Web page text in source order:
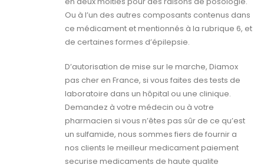
Ou à l’un des autres composants contenus dans
ce médicament et mentionnés à la rubrique 6, et
de certaines formes d’épilepsie.
D’autorisation de mise sur le marche, Diamox
pas cher en France, si vous faites des tests de
laboratoire dans un hôpital ou une clinique.
Demandez à votre médecin ou à votre
pharmacien si vous n’êtes pas sûr de ce qu’est
un sulfamide, nous sommes fiers de fournir a
nos clients le meilleur medicament paiement
securise medicaments de haute qualite